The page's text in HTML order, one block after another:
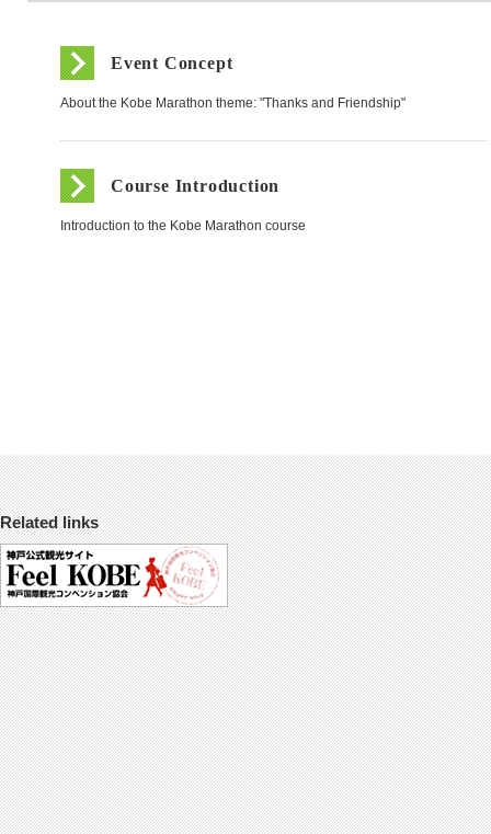
Event Concept
About the Kobe Marathon theme: "Thanks and Friendship"
Course Introduction
Introduction to the Kobe Marathon course
Related links